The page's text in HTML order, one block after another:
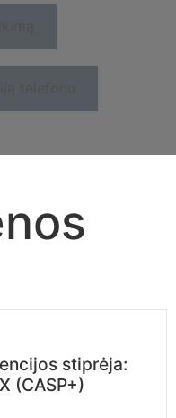
stiprėja:
(CASP+)